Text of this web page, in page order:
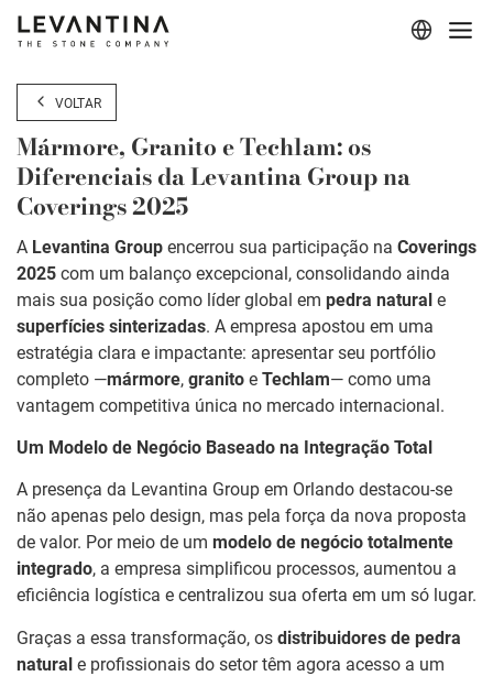
Corporativo
Materiais
Projetos
Aplicações
Profissionais
VOLTAR
Mármore, Granito e Techlam: os
Diferenciais da Levantina Group na
Coverings 2025
A Levantina Group encerrou sua participação na Coverings
2025 com um balanço excepcional, consolidando ainda
mais sua posição como líder global em pedra natural e
superfícies sinterizadas. A empresa apostou em uma
estratégia clara e impactante: apresentar seu portfólio
completo —mármore, granito e Techlam— como uma
vantagem competitiva única no mercado internacional.
Um Modelo de Negócio Baseado na Integração Total
A presença da Levantina Group em Orlando destacou-se
não apenas pelo design, mas pela força da nova proposta
de valor. Por meio de um modelo de negócio totalmente
integrado, a empresa simplificou processos, aumentou a
eficiência logística e centralizou sua oferta em um só lugar.
Graças a essa transformação, os distribuidores de pedra
natural e profissionais do setor têm agora acesso a um